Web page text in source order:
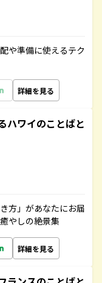
や準備に使えるテク
詳細を見る
ハワイのことばと
方」があなたにお届
やしの絶景集
詳細を見る